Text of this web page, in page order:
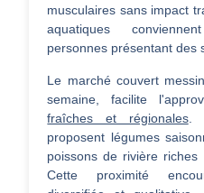
musculaires sans impact
aquatiques
personnes présentant des
Le marché couvert
semaine, facilite
fraîches et régionales.
proposent légumes
poissons de rivière riches
Cette proximité